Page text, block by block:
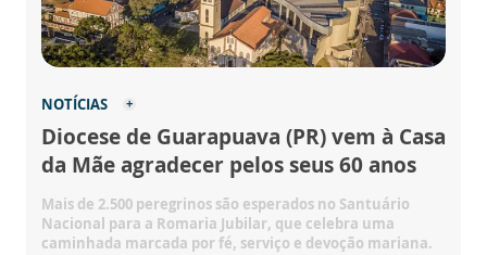
NOTÍCIAS
Diocese de Guarapuava (PR) vem à Casa
da Mãe agradecer pelos seus 60 anos
Mais de 2.500 peregrinos são esperados no Santuário
Nacional para a Romaria Jubilar, que celebra uma
caminhada marcada por fé, serviço e devoção mariana.